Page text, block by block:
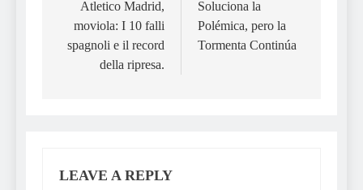
Atletico Madrid,
moviola: I 10 falli
spagnoli e il record
della ripresa.
Soluciona la
Polémica, pero la
Tormenta Continúa
LEAVE A REPLY